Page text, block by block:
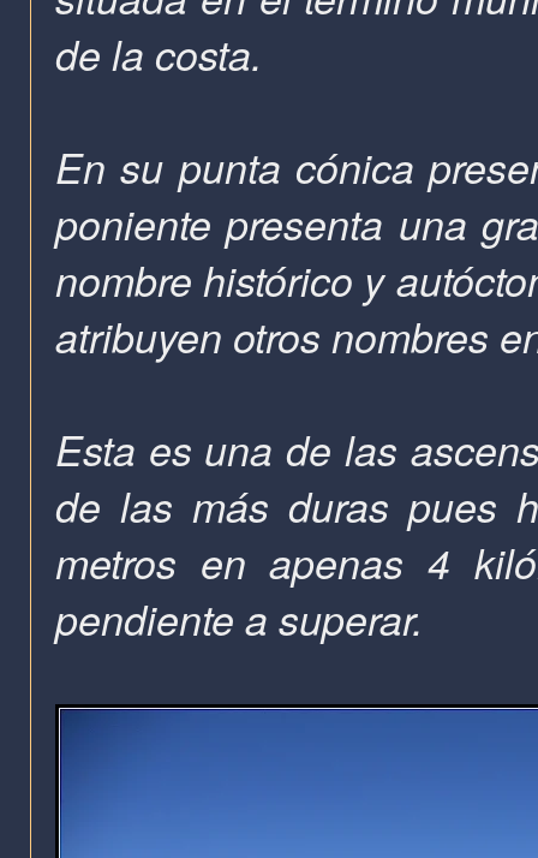
de la costa.
En su punta cónica
poniente presenta una
nombre histórico y
atribuyen otros nombres
Esta es una de las
de las más duras pues
metros en apenas 4
pendiente a superar.